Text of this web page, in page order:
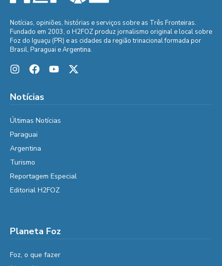
Notícias, opiniões, histórias e serviços sobre as Três Fronteiras.
Fundado em 2003, o H2FOZ produz jornalismo original e local sobre
Foz do Iguaçu (PR) e as cidades da região trinacional formada por
Brasil, Paraguai e Argentina.
Notícias
Últimas Notícias
Paraguai
Argentina
Turismo
Reportagem Especial
Editorial H2FOZ
Planeta Foz
Foz, o que fazer